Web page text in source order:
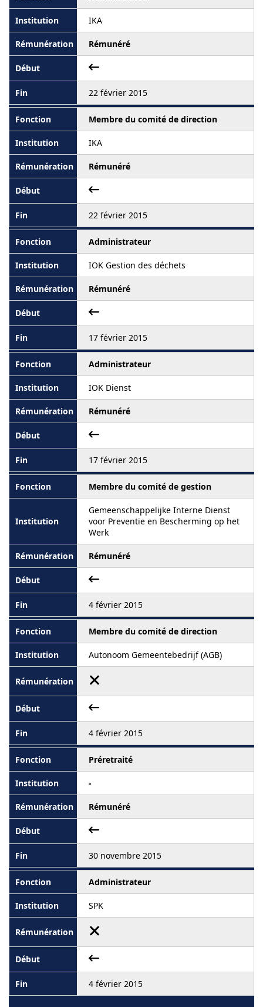
IKA
Rémunéré
22 février 2015
Membre du comité de direction
IKA
Rémunéré
22 février 2015
Administrateur
IOK Gestion des déchets
Rémunéré
17 février 2015
Administrateur
IOK Dienst
Rémunéré
17 février 2015
Membre du comité de gestion
Gemeenschappelijke Interne Dienst
voor Preventie en Bescherming op het
Werk
Rémunéré
4 février 2015
Membre du comité de direction
Autonoom Gemeentebedrijf (AGB)
4 février 2015
Préretraité
-
Rémunéré
30 novembre 2015
Administrateur
SPK
4 février 2015